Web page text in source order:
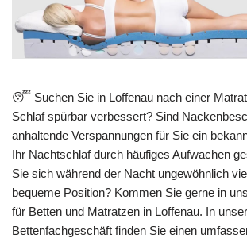
😴 Suchen Sie in Loffenau nach einer
Schlaf spürbar verbessert? Sind
anhaltende Verspannungen für Sie ein
Ihr Nachtschlaf durch häufiges Aufwachen
Sie sich während der Nacht ungewöhnlich
bequeme Position? Kommen Sie gerne in
für Betten und Matratzen in Loffenau. In
Bettenfachgeschäft finden Sie einen